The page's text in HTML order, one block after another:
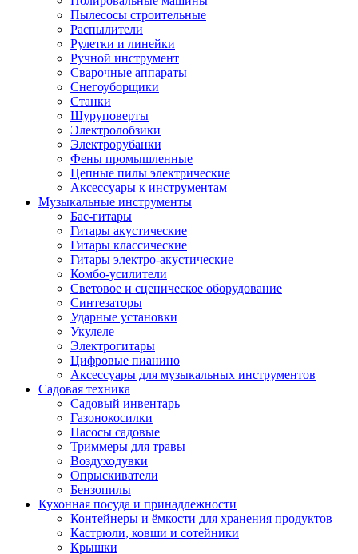
Пылесосы строительные
Распылители
Рулетки и линейки
Ручной инструмент
Сварочные аппараты
Снегоуборщики
Станки
Шуруповерты
Электролобзики
Электрорубанки
Фены промышленные
Цепные пилы электрические
Аксессуары к инструментам
Музыкальные инструменты
Бас-гитары
Гитары акустические
Гитары классические
Гитары электро-акустические
Комбо-усилители
Световое и сценическое оборудование
Синтезаторы
Ударные установки
Укулеле
Электрогитары
Цифровые пианино
Аксессуары для музыкальных инструментов
Садовая техника
Садовый инвентарь
Газонокосилки
Насосы садовые
Триммеры для травы
Воздуходувки
Опрыскиватели
Бензопилы
Кухонная посуда и принадлежности
Контейнеры и ёмкости для хранения продуктов
Кастрюли, ковши и сотейники
Крышки